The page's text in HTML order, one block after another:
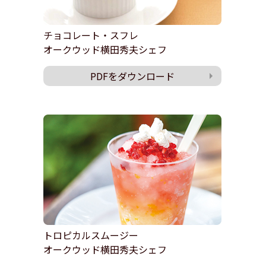
チョコレート・スフレ
オークウッド横田秀夫シェフ
PDFをダウンロード
トロピカルスムージー
オークウッド横田秀夫シェフ